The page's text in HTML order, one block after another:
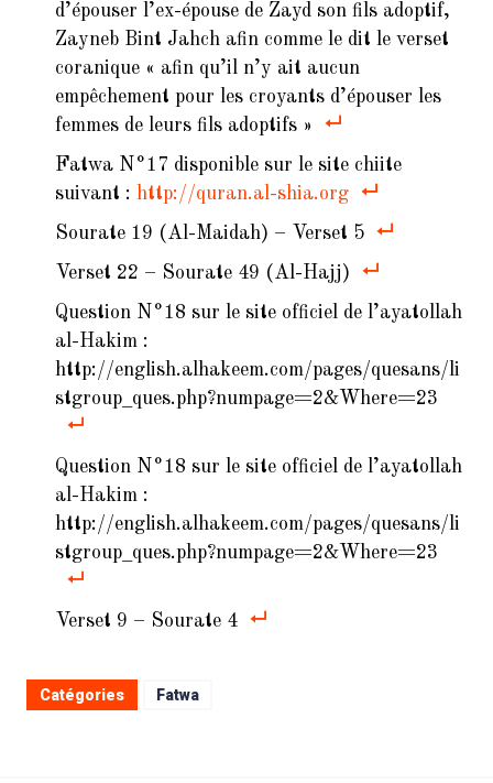
d’épouser l’ex-épouse de Zayd son fils adoptif,
Zayneb Bint Jahch afin comme le dit le verset
coranique « afin qu’il n’y ait aucun
empêchement pour les croyants d’épouser les
femmes de leurs fils adoptifs »
Fatwa N°17 disponible sur le site chiite
suivant : http://quran.al-shia.org
Sourate 19 (Al-Maidah) – Verset 5
Verset 22 – Sourate 49 (Al-Hajj)
Question N°18 sur le site officiel de l’ayatollah
al-Hakim :
http://english.alhakeem.com/pages/quesans/li
stgroup_ques.php?numpage=2&Where=23
Question N°18 sur le site officiel de l’ayatollah
al-Hakim :
http://english.alhakeem.com/pages/quesans/li
stgroup_ques.php?numpage=2&Where=23
Verset 9 – Sourate 4
Catégories Fatwa